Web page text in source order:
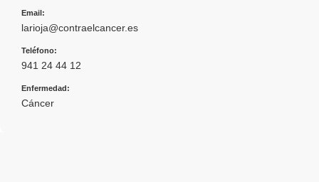
Email:
larioja@contraelcancer.es
Teléfono:
941 24 44 12
Enfermedad:
Cáncer